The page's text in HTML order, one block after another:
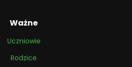
Ważne
Uczniowie
Rodzice